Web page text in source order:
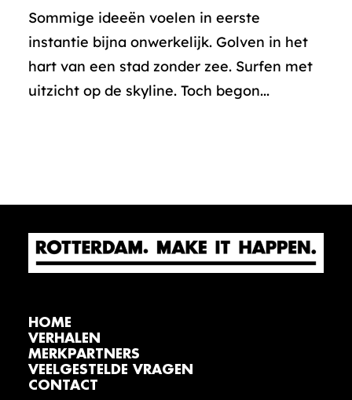
Sommige ideeën voelen in eerste
instantie bijna onwerkelijk. Golven in het
hart van een stad zonder zee. Surfen met
uitzicht op de skyline. Toch begon...
HOME
VERHALEN
MERKPARTNERS
VEELGESTELDE VRAGEN
CONTACT